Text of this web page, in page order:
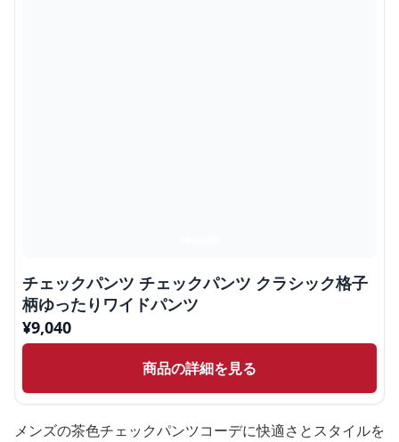
チェックパンツ チェックパンツ クラシック格子
柄ゆったりワイドパンツ
¥9,040
商品の詳細を見る
メンズの茶色チェックパンツコーデに快適さとスタイルを